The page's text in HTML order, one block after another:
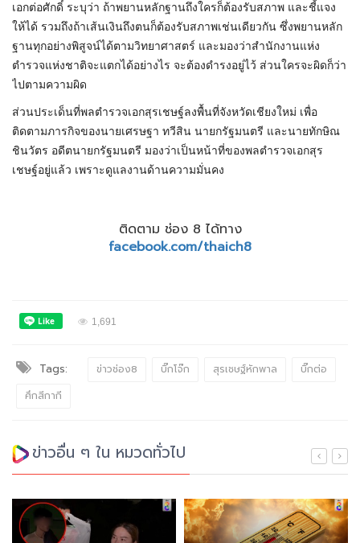
เอกต่อศักดิ์ ระบุว่า ถ้าพยานหลักฐานถึงใครก็ต้องรับสภาพ และชี้แจง
ให้ได้ รวมถึงถ้าเส้นเงินถึงตนก็ต้องรับสภาพเช่นเดียวกัน ซึ่งพยานหลัก
ฐานทุกอย่างพิสูจน์ได้ตามวิทยาศาสตร์ และมองว่าสำนักงานแห่ง
ตำรวจแห่งชาติจะแตกได้อย่างไร จะต้องดำรงอยู่ไว้ ส่วนใครจะผิดก็ว่า
ไปตามความผิด
ส่วนประเด็นที่พลตำรวจเอกสุรเชษฐ์ลงพื้นที่จังหวัดเชียงใหม่ เพื่อ
ติดตามภารกิจของนายเศรษฐา ทวีสิน นายกรัฐมนตรี และนายทักษิณ
ชินวัตร อดีตนายกรัฐมนตรี มองว่าเป็นหน้าที่ของพลตำรวจเอกสุร
เชษฐ์อยู่แล้ว เพราะดูแลงานด้านความมั่นคง
ติดตาม ช่อง 8 ได้ทาง
facebook.com/thaich8
1,691
Tags: ข่าวช่อง8 บิ๊กโจ๊ก สุรเชษฐ์หักพาล
บิ๊กต่อ
ศึกสีกากี
ข่าวอื่น ๆ ใน หมวดทั่วไป